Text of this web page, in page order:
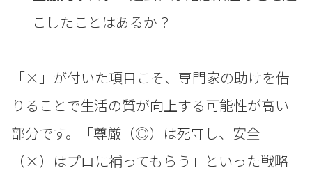
こしたことはあるか？
「×」が付いた項目こそ、専門家の助けを借
りることで生活の質が向上する可能性が高い
部分です。「尊厳（◎）は死守し、安全
（×）はプロに補ってもらう」といった戦略